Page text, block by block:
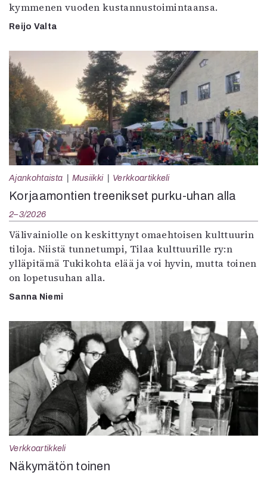
kymmenen vuoden kustannustoimintaansa.
Reijo Valta
Ajankohtaista Musiikki Verkkoartikkeli
Korjaamontien treenikset purku-uhan alla
2–3/2026
Välivainiolle on keskittynyt omaehtoisen kulttuurin
tiloja. Niistä tunnetumpi, Tilaa kulttuurille ry:n
ylläpitämä Tukikohta elää ja voi hyvin, mutta toinen
on lopetusuhan alla.
Sanna Niemi
Verkkoartikkeli
Näkymätön toinen